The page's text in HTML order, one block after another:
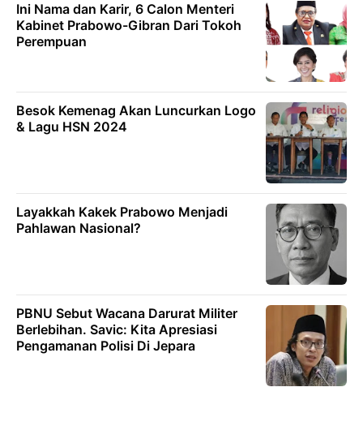
Ini Nama dan Karir, 6 Calon Menteri
Kabinet Prabowo-Gibran Dari Tokoh
Perempuan
Besok Kemenag Akan Luncurkan Logo
& Lagu HSN 2024
Layakkah Kakek Prabowo Menjadi
Pahlawan Nasional?
PBNU Sebut Wacana Darurat Militer
Berlebihan. Savic: Kita Apresiasi
Pengamanan Polisi Di Jepara